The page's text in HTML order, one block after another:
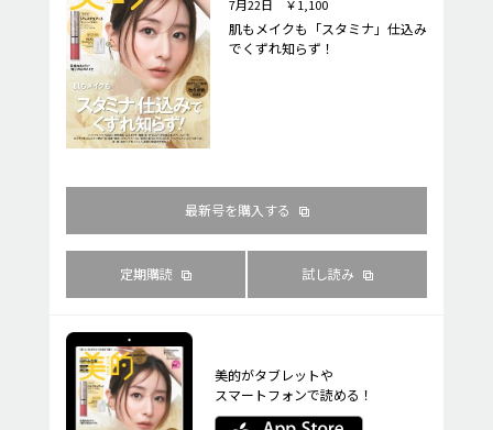
7月22日 ￥1,100
肌もメイクも「スタミナ」仕込み
でくずれ知らず！
最新号を購入する
定期購読 試し読み
美的がタブレットや
スマートフォンで読める！